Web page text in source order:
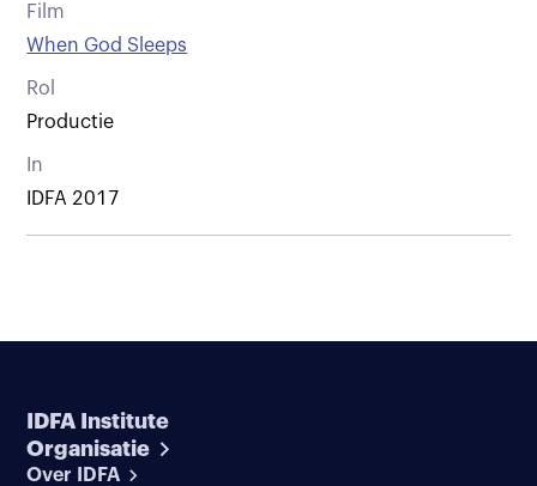
Film
When God Sleeps
Rol
Productie
In
IDFA 2017
IDFA Institute
Organisatie
Over IDFA